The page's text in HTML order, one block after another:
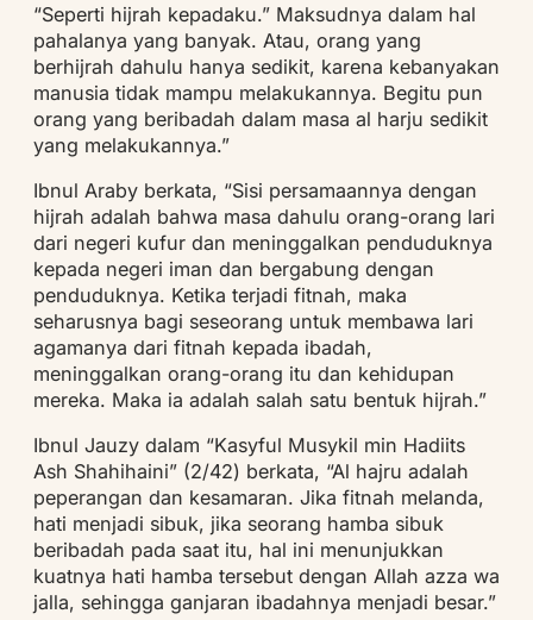
“Seperti hijrah kepadaku.” Maksudnya dalam hal
pahalanya yang banyak. Atau, orang yang
berhijrah dahulu hanya sedikit, karena kebanyakan
manusia tidak mampu melakukannya. Begitu pun
orang yang beribadah dalam masa al harju sedikit
yang melakukannya.”
Ibnul Araby berkata, “Sisi persamaannya dengan
hijrah adalah bahwa masa dahulu orang-orang lari
dari negeri kufur dan meninggalkan penduduknya
kepada negeri iman dan bergabung dengan
penduduknya. Ketika terjadi fitnah, maka
seharusnya bagi seseorang untuk membawa lari
agamanya dari fitnah kepada ibadah,
meninggalkan orang-orang itu dan kehidupan
mereka. Maka ia adalah salah satu bentuk hijrah.”
Ibnul Jauzy dalam “Kasyful Musykil min Hadiits
Ash Shahihaini” (2/42) berkata, “Al hajru adalah
peperangan dan kesamaran. Jika fitnah melanda,
hati menjadi sibuk, jika seorang hamba sibuk
beribadah pada saat itu, hal ini menunjukkan
kuatnya hati hamba tersebut dengan Allah azza wa
jalla, sehingga ganjaran ibadahnya menjadi besar.”